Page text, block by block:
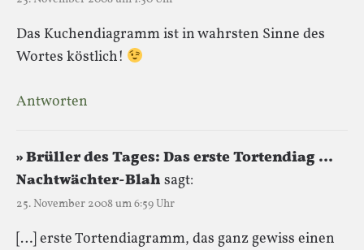
Das Kuchendiagramm ist in wahrsten Sinne des
Wortes köstlich!
Antworten
» Brüller des Tages: Das erste Tortendiag …
Nachtwächter-Blah sagt:
25. November 2008 um 6:59 Uhr
[…] erste Tortendiagramm, das ganz gewiss einen